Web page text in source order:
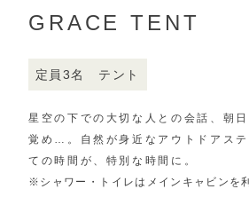
GRACE TENT
定員3名 テント
星空の下での大切な人との会話、 朝
覚め…。
自然が身近なアウトドアス
ての時間が、特別な時間に。
※シャワー・トイレはメインキャビンを